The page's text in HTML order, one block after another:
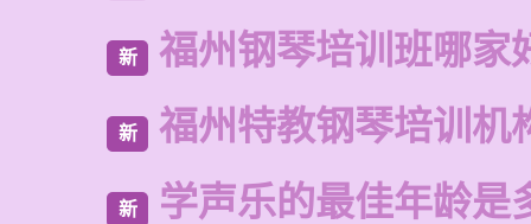
新 福州钢琴培训班哪家
新 福州特教钢琴培训机
新 学声乐的最佳年龄是